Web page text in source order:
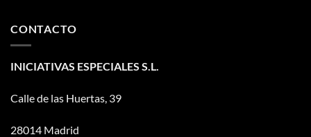
CONTACTO
INICIATIVAS ESPECIALES S.L.
Calle de las Huertas, 39
28014 Madrid